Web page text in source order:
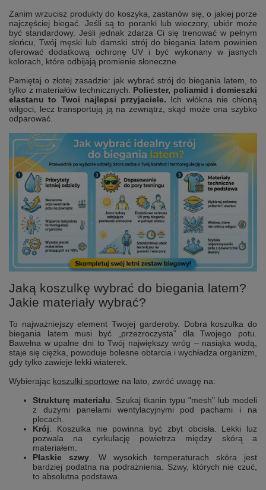
Zanim wrzucisz produkty do koszyka, zastanów się, o jakiej porze
najczęściej biegać. Jeśli są to poranki lub wieczory, ubiór może
być standardowy. Jeśli jednak zdarza Ci się trenować w pełnym
słońcu, Twój męski lub damski strój do biegania latem powinien
oferować dodatkową ochronę UV i być wykonany w jasnych
kolorach, które odbijają promienie słoneczne.
Pamiętaj o złotej zasadzie: jak wybrać strój do biegania latem, to
tylko z materiałów technicznych. Poliester, poliamid i domieszki
elastanu to Twoi najlepsi przyjaciele. Ich włókna nie chłoną
wilgoci, lecz transportują ją na zewnątrz, skąd może ona szybko
odparować.
Jaką koszulkę wybrać do biegania latem?
Jakie materiały wybrać?
To najważniejszy element Twojej garderoby. Dobra koszulka do
biegania latem musi być „przezroczysta” dla Twojego potu.
Bawełna w upalne dni to Twój największy wróg – nasiąka wodą,
staje się ciężka, powoduje bolesne obtarcia i wychładza organizm,
gdy tylko zawieje lekki wiaterek.
Wybierając koszulki sportowe na lato, zwróć uwagę na:
Strukturę materiału. Szukaj tkanin typu "mesh" lub modeli
z dużymi panelami wentylacyjnymi pod pachami i na
plecach.
Krój. Koszulka nie powinna być zbyt obcisła. Lekki luz
pozwala na cyrkulację powietrza między skórą a
materiałem.
Płaskie szwy. W wysokich temperaturach skóra jest
bardziej podatna na podrażnienia. Szwy, których nie czuć,
to absolutna podstawa.